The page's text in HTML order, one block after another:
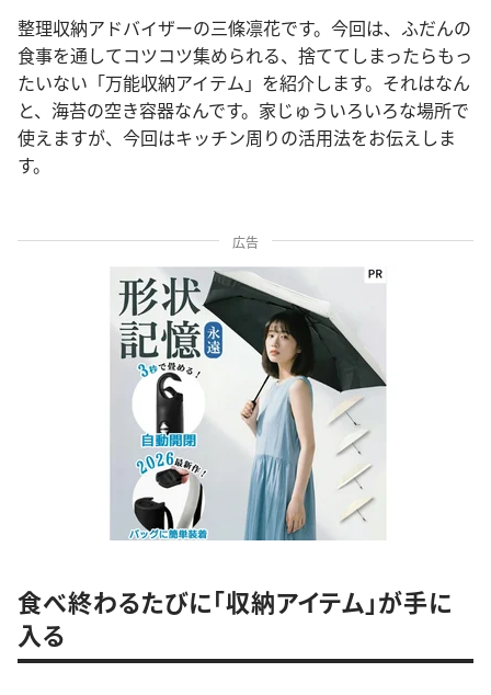
整理収納アドバイザーの三條凛花です。今回は、ふだんの
食事を通してコツコツ集められる、捨ててしまったらもっ
たいない「万能収納アイテム」を紹介します。それはなん
と、海苔の空き容器なんです。家じゅういろいろな場所で
使えますが、今回はキッチン周りの活用法をお伝えしま
す。
広告
食べ終わるたびに「収納アイテム」が手に
入る